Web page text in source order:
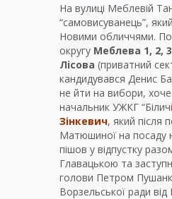
На вулиці Меблевій
“самовисуванець”,
Новими обличчями. По
округу Меблева 1, 2,
Лісова (приватний
кандидувався Денис
не йти на вибори,
начальник УЖКГ
Зінкевич, який після
Матюшиної на посаду
пішов у відпустку
Главацькою та
голови Петром
Ворзельської ради